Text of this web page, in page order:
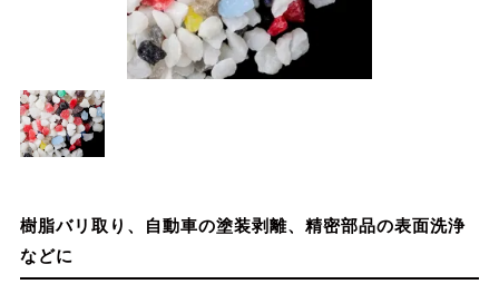
樹脂バリ取り、自動車の塗装剥離、精密部品の表面洗浄
などに